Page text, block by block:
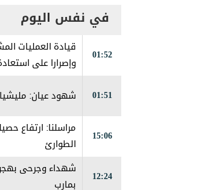
في نفس اليوم
01:52
قيادة العمليات
وإصرارا على
01:51 شهود عيان:
15:06
الطوارئ
12:24
شهداء وجرحى
بمارب